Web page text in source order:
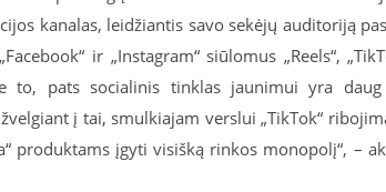
kanalas, leidžiantis savo sekėjų auditoriją
ir „Instagram“ siūlomus „Reels“,
pats socialinis tinklas jaunimui yra daug
į tai, smulkiajam verslui „TikTok“
produktams įgyti visišką rinkos monopolį“, –